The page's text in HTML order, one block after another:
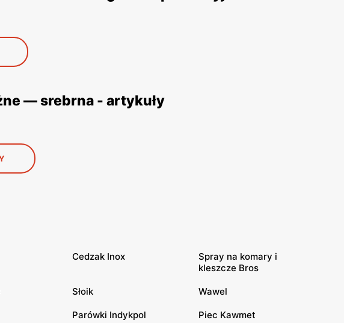
— srebrna - artykuły
Cedzak Inox
Spray na komary i
kleszcze Bros
Słoik Wawel
Parówki Indykpol Piec Kawmet